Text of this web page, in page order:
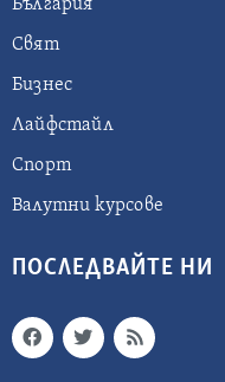
България
Свят
Бизнес
Лайфстайл
Спорт
Валутни курсове
ПОСЛЕДВАЙТЕ НИ